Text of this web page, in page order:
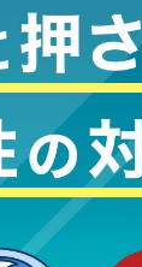
に対して、
「辞書攻撃
不正な方法